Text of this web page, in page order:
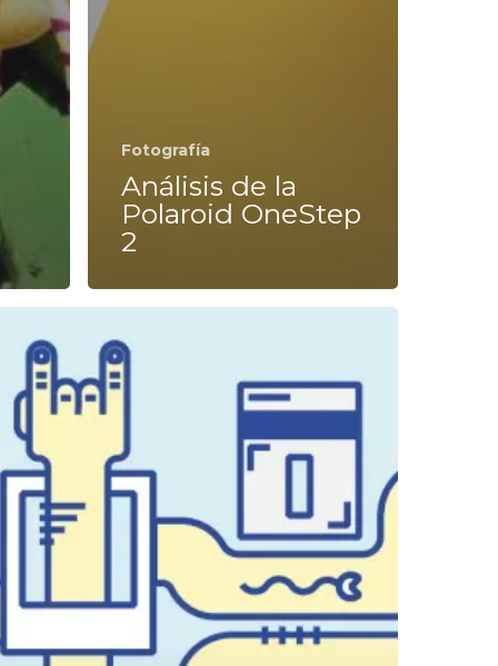
Fotografía
Análisis de la
Polaroid OneStep
2